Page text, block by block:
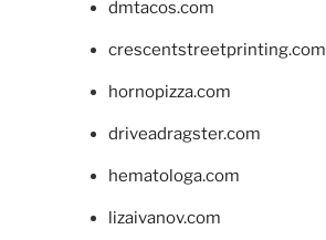
dmtacos.com
crescentstreetprinting.com
hornopizza.com
driveadragster.com
hematologa.com
lizaivanov.com